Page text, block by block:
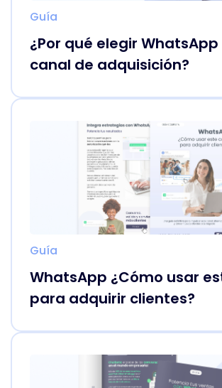
Guía
¿Por qué elegir
canal de adquisición?
Guía
WhatsApp ¿Cómo usar
para adquirir clientes?